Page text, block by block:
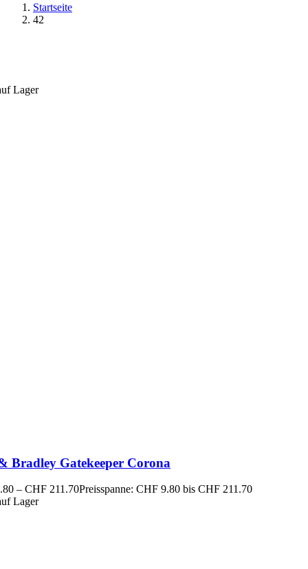
Startseite
42
Lager
Bradley Gatekeeper Corona
– CHF 211.70Preisspanne: CHF 9.80 bis CHF 211.70
Lager